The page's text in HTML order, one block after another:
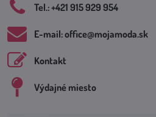
Tel​.: +421 915 929 954
E-mail: office​@mojamoda​.sk
Kontakt
Výdajné miesto